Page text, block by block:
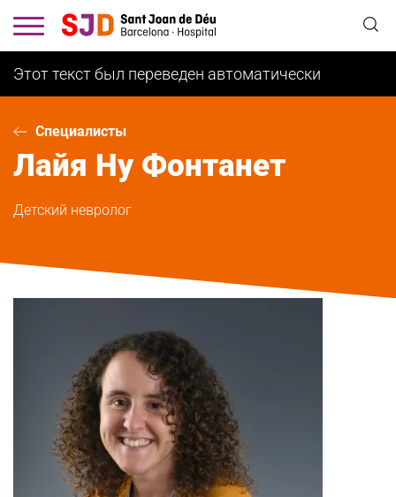
основному
Этот текст был переведен автоматически
Специалисты
Лайя Ну Фонтанет
Детский невролог